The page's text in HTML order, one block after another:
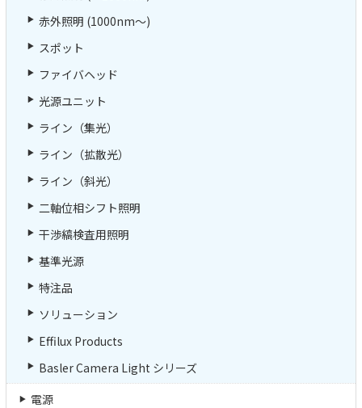
赤外照明 (1000nm～)
スポット
ファイバヘッド
光源ユニット
ライン（集光）
ライン（拡散光）
ライン（斜光）
二軸位相シフト照明
干渉縞検査用照明
基準光源
特注品
ソリューション
Effilux Products
Basler Camera Light シリーズ
電源